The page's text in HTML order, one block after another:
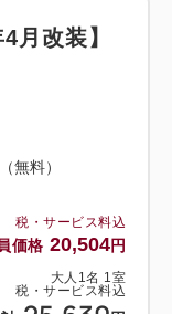
税・サービス料込
価格 20,504円
大人 1名 1室
税・サービス料込
月改装】
無料）